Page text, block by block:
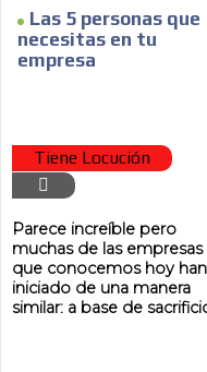
Las 5 personas que
necesitas en tu
empresa
Tiene Locución
Parece increíble pero
muchas de las empresas
que conocemos hoy han
iniciado de una manera
similar: a base de